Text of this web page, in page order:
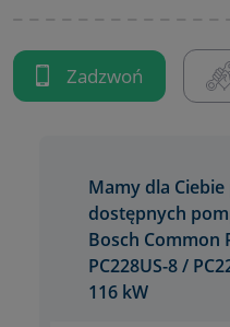
Zadzwoń
Mamy dla
dostępnych
Bosch Common
PC228US-8 /
116 kW